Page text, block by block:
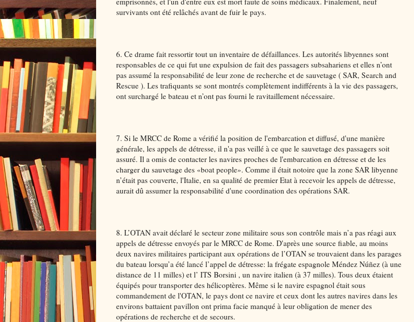
survivants ont été relâchés avant de fuir le pays.
6. Ce drame fait ressortir tout un inventaire de défaillances. Les autorités libyennes sont
responsables de ce qui fut une expulsion de fait des passagers subsahariens et elles n’ont
pas assumé la responsabilité de leur zone de recherche et de sauvetage ( SAR, Search and
Rescue ). Les trafiquants se sont montrés complètement indifférents à la vie des passagers,
ont surchargé le bateau et n’ont pas fourni le ravitaillement nécessaire.
7. Si le MRCC de Rome a vérifié la position de l'embarcation et diffusé, d'une manière
générale, les appels de détresse, il n'a pas veillé à ce que le sauvetage des passagers soit
assuré. Il a omis de contacter les navires proches de l'embarcation en détresse et de les
charger du sauvetage des «boat people». Comme il était notoire que la zone SAR libyenne
n’était pas couverte, l'Italie, en sa qualité de premier Etat à recevoir les appels de détresse,
aurait dû assumer la responsabilité d'une coordination des opérations SAR.
8. L’OTAN avait déclaré le secteur zone militaire sous son contrôle mais n’a pas réagi aux
appels de détresse envoyés par le MRCC de Rome. D'après une source fiable, au moins
deux navires militaires participant aux opérations de l’OTAN se trouvaient dans les parages
du bateau lorsqu’a été lancé l’appel de détresse: la frégate espagnole Méndez Núñez (à une
distance de 11 milles) et l’ ITS Borsini , un navire italien (à 37 milles). Tous deux étaient
équipés pour transporter des hélicoptères. Même si le navire espagnol était sous
commandement de l'OTAN, le pays dont ce navire et ceux dont les autres navires dans les
environs battaient pavillon ont prima facie manqué à leur obligation de mener des
opérations de recherche et de secours.